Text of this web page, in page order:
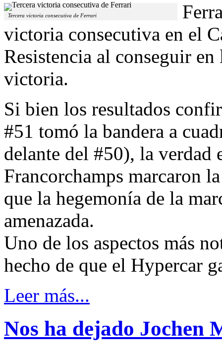
Tercera victoria consecutiva de Ferrari
victoria consecutiva en el
Resistencia al conseguir
victoria.
Si bien los resultados
#51 tomó la bandera a
delante del #50), la verdad
Francorchamps marcaron
que la hegemonía de la
amenazada.
Uno de los aspectos más
hecho de que el Hypercar
Leer más...
Nos ha dejado Jochen